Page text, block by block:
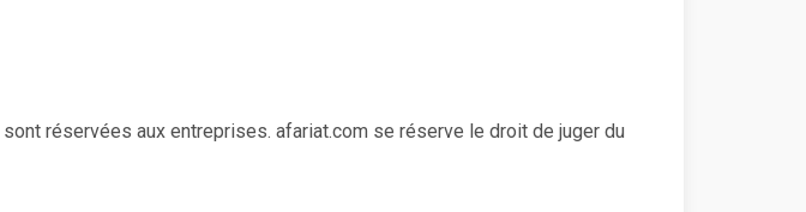
réservées aux entreprises. afariat.com se réserve le droit de juger du